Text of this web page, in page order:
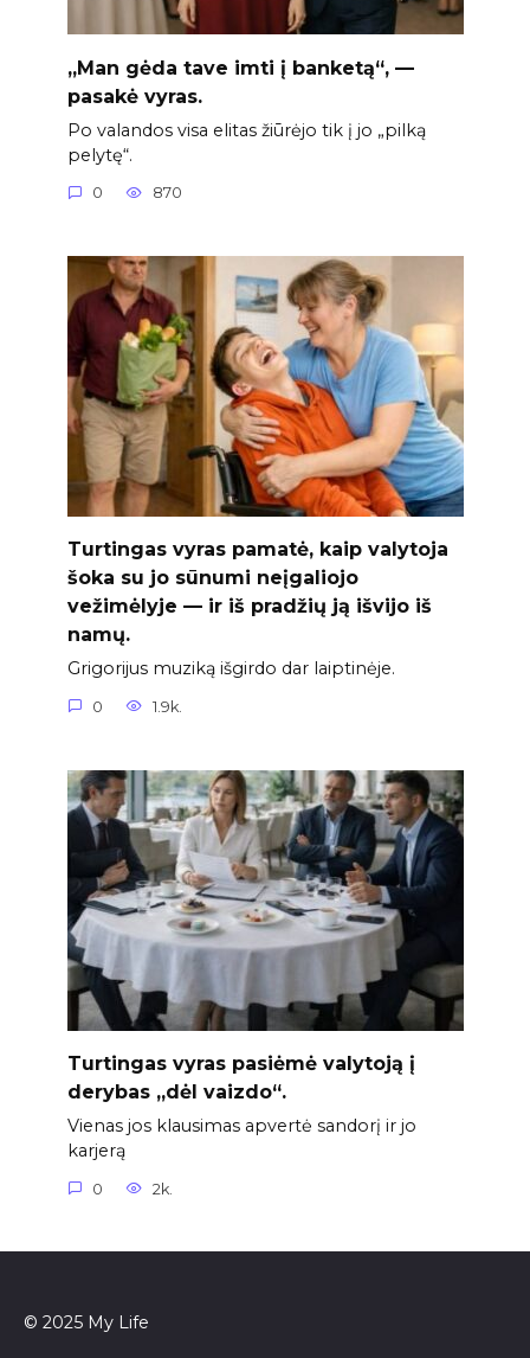
„Man gėda tave imti į banketą“, —
pasakė vyras.
Po valandos visa elitas žiūrėjo tik į jo „pilką
pelytę“.
0 870
Turtingas vyras pamatė, kaip valytoja
šoka su jo sūnumi neįgaliojo
vežimėlyje — ir iš pradžių ją išvijo iš
namų.
Grigorijus muziką išgirdo dar laiptinėje.
0 1.9k.
Turtingas vyras pasiėmė valytoją į
derybas „dėl vaizdo“.
Vienas jos klausimas apvertė sandorį ir jo
karjerą
0 2k.
© 2025 My Life